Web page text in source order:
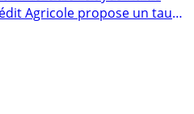
Agricole propose un taux